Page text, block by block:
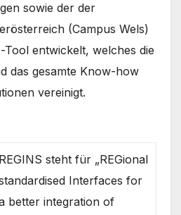
sowie der der
(Campus Wels)
Tool entwickelt, welches die
das gesamte Know-how
vereinigt.
REGINS steht für „REGional
Interfaces for
better integration of